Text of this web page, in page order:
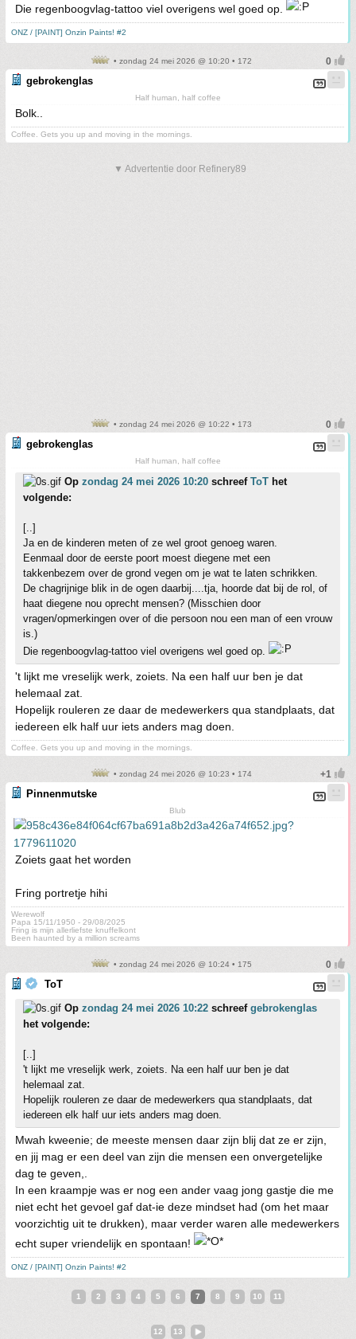
Die regenboogvlag-tattoo viel overigens wel goed op.
ONZ / [PAINT] Onzin Paints! #2
• zondag 24 mei 2026 @ 10:20 • 172
gebrokenglas
Half human, half coffee
Bolk..
Coffee. Gets you up and moving in the mornings.
▼ Advertentie door Refinery89
• zondag 24 mei 2026 @ 10:22 • 173
gebrokenglas
Half human, half coffee
Op zondag 24 mei 2026 10:20 schreef ToT het
volgende:
[..]
Ja en de kinderen meten of ze wel groot genoeg waren.
Eenmaal door de eerste poort moest diegene met een
takkenbezem over de grond vegen om je wat te laten schrikken.
De chagrijnige blik in de ogen daarbij....tja, hoorde dat bij de rol, of
haat diegene nou oprecht mensen? (Misschien door
vragen/opmerkingen over of die persoon nou een man of een vrouw
is.)
Die regenboogvlag-tattoo viel overigens wel goed op.
't lijkt me vreselijk werk, zoiets. Na een half uur ben je dat
helemaal zat.
Hopelijk rouleren ze daar de medewerkers qua standplaats, dat
iedereen elk half uur iets anders mag doen.
Coffee. Gets you up and moving in the mornings.
• zondag 24 mei 2026 @ 10:23 • 174
Pinnenmutske
Blub
Zoiets gaat het worden
Fring portretje hihi
Werewolf
Papa 15/11/1950 - 29/08/2025
Fring is mijn allerliefste knuffelkont
Been haunted by a million screams
• zondag 24 mei 2026 @ 10:24 • 175
ToT
Op zondag 24 mei 2026 10:22 schreef gebrokenglas
het volgende:
[..]
't lijkt me vreselijk werk, zoiets. Na een half uur ben je dat
helemaal zat.
Hopelijk rouleren ze daar de medewerkers qua standplaats, dat
iedereen elk half uur iets anders mag doen.
Mwah kweenie; de meeste mensen daar zijn blij dat ze er zijn,
en jij mag er een deel van zijn die mensen een onvergetelijke
dag te geven,.
In een kraampje was er nog een ander vaag jong gastje die me
niet echt het gevoel gaf dat-ie deze mindset had (om het maar
voorzichtig uit te drukken), maar verder waren alle medewerkers
echt super vriendelijk en spontaan!
ONZ / [PAINT] Onzin Paints! #2
1 2 3 4 5 6 7 8 9 10 11
12 13